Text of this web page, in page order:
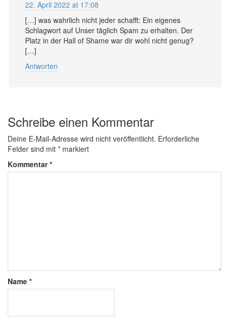
22. April 2022 at 17:08
[…] was wahrlich nicht jeder schafft: Ein eigenes
Schlagwort auf Unser täglich Spam zu erhalten. Der
Platz in der Hall of Shame war dir wohl nicht genug?
[…]
Antworten
Schreibe einen Kommentar
Deine E-Mail-Adresse wird nicht veröffentlicht. Erforderliche
Felder sind mit * markiert
Kommentar*
Name *